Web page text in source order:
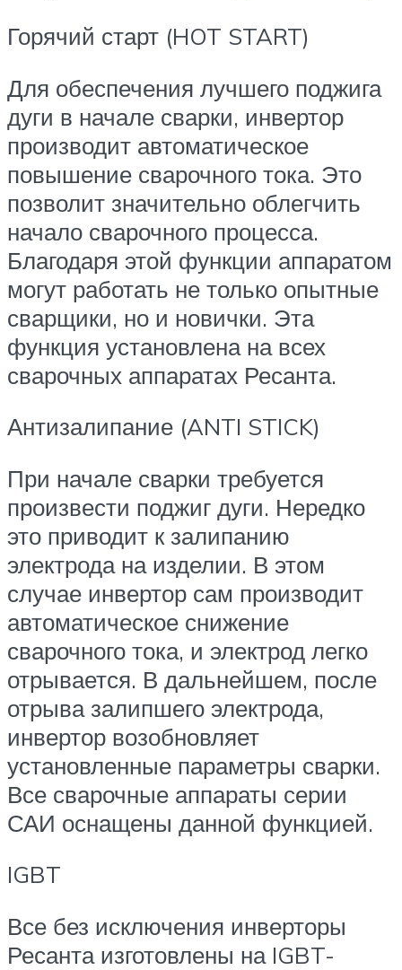
Горячий старт (HOT START)
Для обеспечения лучшего поджига
дуги в начале сварки, инвертор
производит автоматическое
повышение сварочного тока. Это
позволит значительно облегчить
начало сварочного процесса.
Благодаря этой функции аппаратом
могут работать не только опытные
сварщики, но и новички. Эта
функция установлена на всех
сварочных аппаратах Ресанта.
Антизалипание (ANTI STICK)
При начале сварки требуется
произвести поджиг дуги. Нередко
это приводит к залипанию
электрода на изделии. В этом
случае инвертор сам производит
автоматическое снижение
сварочного тока, и электрод легко
отрывается. В дальнейшем, после
отрыва залипшего электрода,
инвертор возобновляет
установленные параметры сварки.
Все сварочные аппараты серии
САИ оснащены данной функцией.
IGBT
Все без исключения инверторы
Ресанта изготовлены на IGBT-